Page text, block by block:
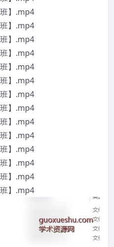
】.mp4
】.mp4
】.mp4
】.mp4
】.mp4
】.mp4
】.mp4
】.mp4
】.mp4
】.mp4
】.mp4
】.mp4
】.mp4
】.mp4